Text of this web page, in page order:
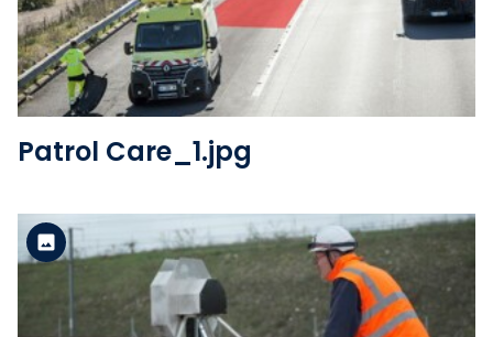
Voir le fichier
Patrol Care_1.jpg
Version standard